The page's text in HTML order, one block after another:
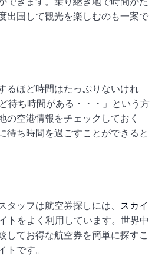
出国して観光を楽しむのも一案で
るほど時間はたっぷりないけれ
待ち時間がある・・・」という方
の空港情報をチェックしておく
待ち時間を過ごすことができると
タッフは航空券探しには、
スカイ
トをよく利用しています。世界中
してお得な航空券を簡単に探すこ
トです。